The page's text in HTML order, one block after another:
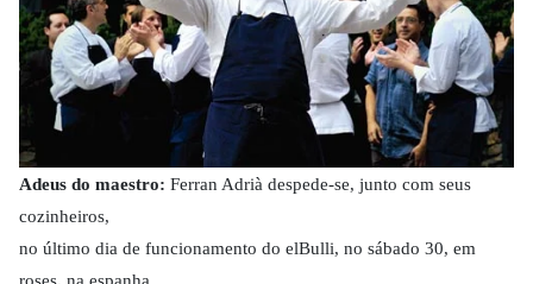
Adeus do maestro: Ferran Adrià despede-se, junto com seus
cozinheiros,
no último dia de funcionamento do elBulli, no sábado 30, em